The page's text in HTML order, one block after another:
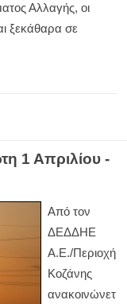
Αλλαγής, οι
ξεκάθαρα σε
1 Απριλίου -
Από τον
ΔΕΔΔΗΕ
Α.Ε./Περιοχή
Κοζάνης
ανακοινώνετ